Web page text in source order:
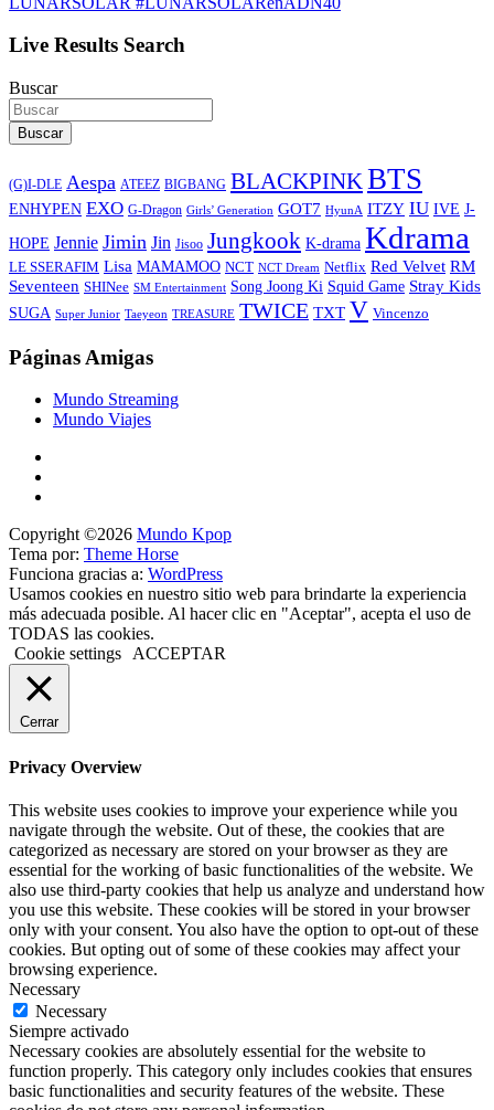
Live Results Search
Buscar
Buscar
(G)I-DLE Aespa ATEEZ BIGBANG BLACKPINKBTS
ENHYPEN EXO G-Dragon Girls’ Generation GOT7 HyunA ITZY IU IVE J-
HOPE Jennie Jimin Jin Jisoo Jungkook K-drama Kdrama
LE SSERAFIM Lisa MAMAMOO NCT NCT Dream Netflix Red Velvet RM
Seventeen SHINee SM Entertainment Song Joong Ki Squid Game Stray Kids
SUGA Super Junior Taeyeon TREASURE TWICE TXT V Vincenzo
Páginas Amigas
Mundo Streaming
Mundo Viajes
Copyright ©2026 Mundo Kpop
Tema por: Theme Horse
Funciona gracias a: WordPress
Usamos cookies en nuestro sitio web para brindarte la experiencia
más adecuada posible. Al hacer clic en "Aceptar", acepta el uso de
TODAS las cookies.
Cookie settings
ACCEPTAR
Cerrar
Privacy Overview
This website uses cookies to improve your experience while you
navigate through the website. Out of these, the cookies that are
categorized as necessary are stored on your browser as they are
essential for the working of basic functionalities of the website. We
also use third-party cookies that help us analyze and understand how
you use this website. These cookies will be stored in your browser
only with your consent. You also have the option to opt-out of these
cookies. But opting out of some of these cookies may affect your
browsing experience.
Necessary
Necessary
Siempre activado
Necessary cookies are absolutely essential for the website to
function properly. This category only includes cookies that ensures
basic functionalities and security features of the website. These